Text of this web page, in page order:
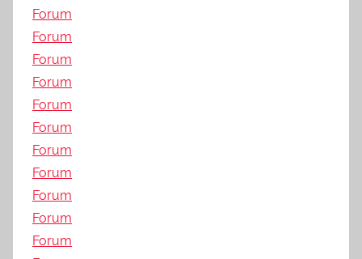
Forum
Forum
Forum
Forum
Forum
Forum
Forum
Forum
Forum
Forum
Forum